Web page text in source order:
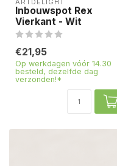
ARTDELIGHT
Inbouwspot Rex
Vierkant - Wit
€21,95
Op werkdagen vóór 14.30
besteld, dezelfde dag
verzonden!*